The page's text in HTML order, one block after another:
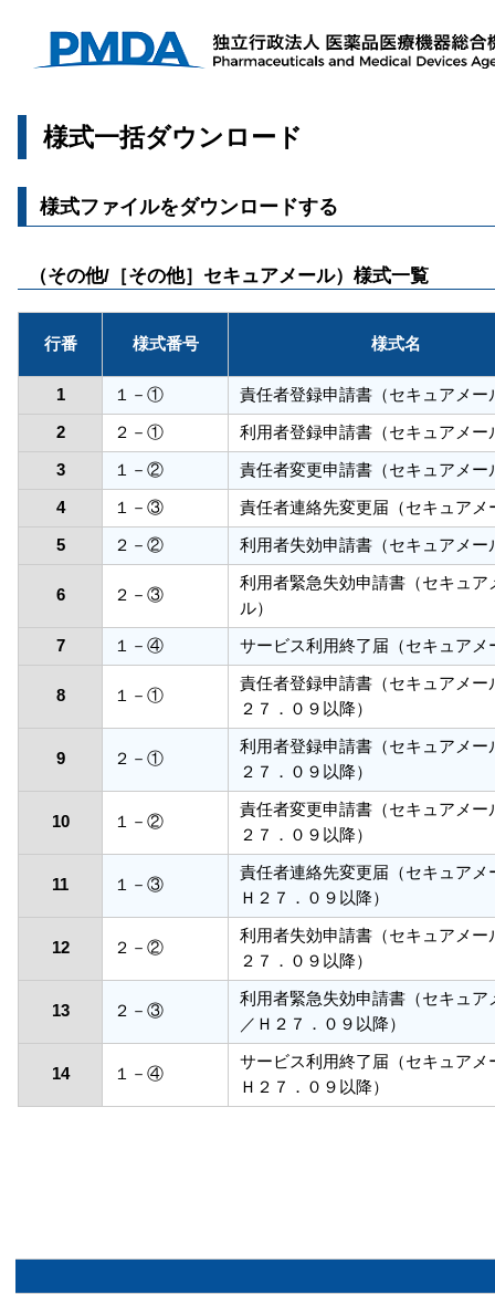
様式一括ダウンロード
様式ファイルをダウンロードする
（その他/［その他］セキュアメール）様式一覧
行番 様式番号 様式名
1 １－① 責任者登録申請書（セキュアメー
2 ２－① 利用者登録申請書（セキュアメー
3 １－② 責任者変更申請書（セキュアメー
4 １－③ 責任者連絡先変更届（セキュアメ
5 ２－② 利用者失効申請書（セキュアメー
6 ２－③
利用者緊急失効申請書（セキュア
ル）
7 １－④ サービス利用終了届（セキュアメ
8 １－①
責任者登録申請書（セキュアメー
２７．０９以降）
9 ２－①
利用者登録申請書（セキュアメー
２７．０９以降）
10 １－②
責任者変更申請書（セキュアメー
２７．０９以降）
11 １－③
責任者連絡先変更届（セキュアメ
Ｈ２７．０９以降）
12 ２－②
利用者失効申請書（セキュアメー
２７．０９以降）
13 ２－③
利用者緊急失効申請書（セキュア
／Ｈ２７．０９以降）
14 １－④
サービス利用終了届（セキュアメ
Ｈ２７．０９以降）